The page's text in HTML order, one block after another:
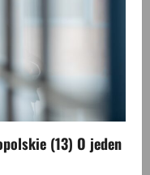
(13) O jeden